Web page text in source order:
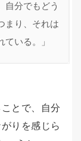
自分でもどう
まり、それは
いる。」
とで、自分
りを感じら